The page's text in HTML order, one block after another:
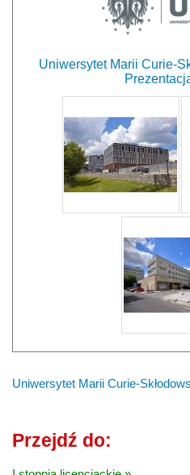
Uniwersytet Marii Curie-
Uniwersytet Marii Curie-
Przejdź do: